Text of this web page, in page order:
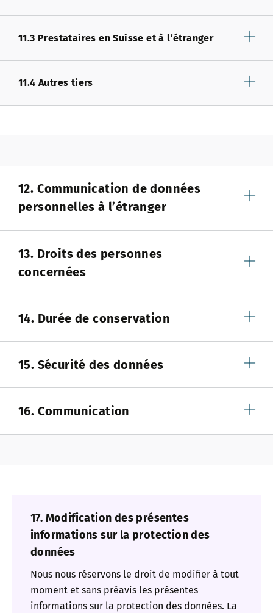
11.3 Prestataires en Suisse et à l’étranger
11.4 Autres tiers
12. Communication de données
personnelles à l’étranger
13. Droits des personnes
concernées
14. Durée de conservation
15. Sécurité des données
16. Communication
17. Modification des présentes
informations sur la protection des
données
Nous nous réservons le droit de modifier à tout
moment et sans préavis les présentes
informations sur la protection des données. La